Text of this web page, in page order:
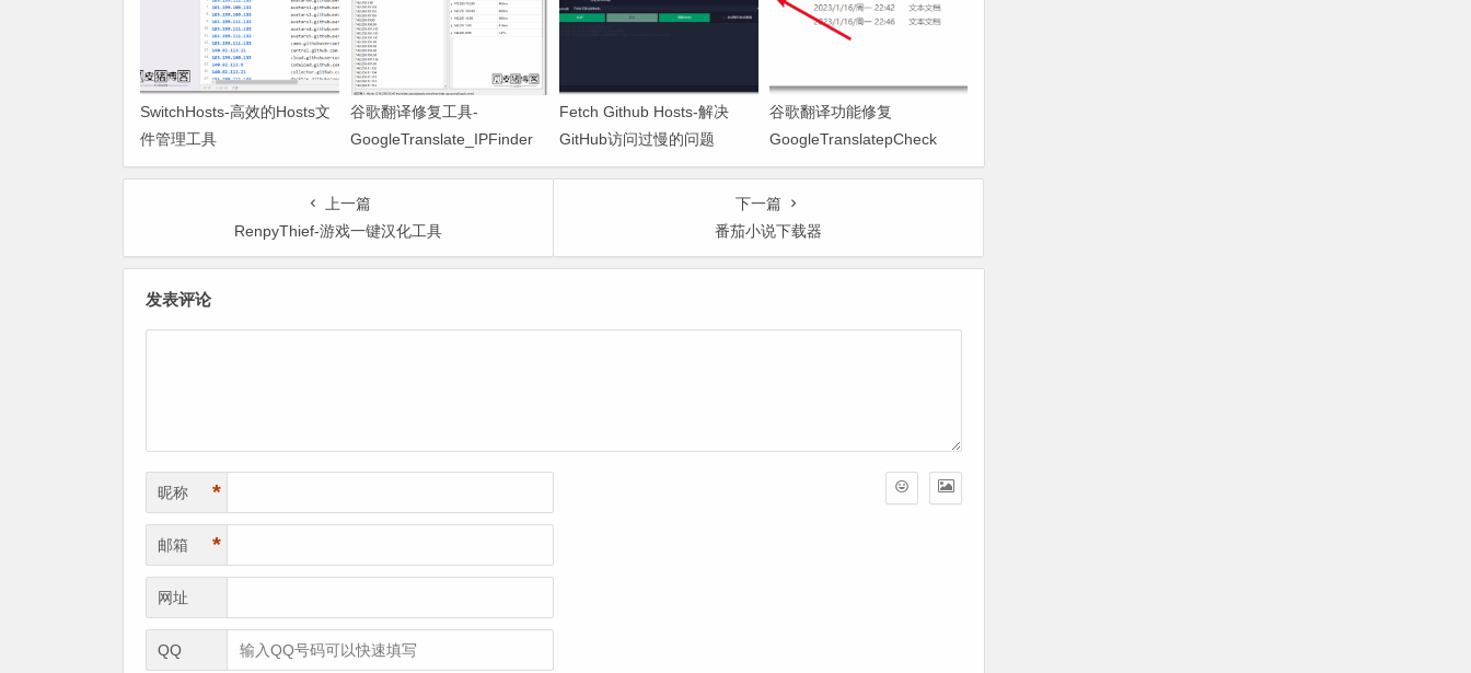
SwitchHosts-高效的Hosts文
件管理工具
谷歌翻译修复工具-
GoogleTranslate_IPFinder
Fetch Github Hosts-解决
GitHub访问过慢的问题
谷歌翻译功能修复
GoogleTranslatepCheck
上一篇
RenpyThief-游戏一键汉化工具
下一篇
番茄小说下载器
发表评论
昵称 *
邮箱 *
网址
QQ